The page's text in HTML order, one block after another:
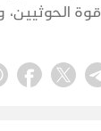
الحوثيين،